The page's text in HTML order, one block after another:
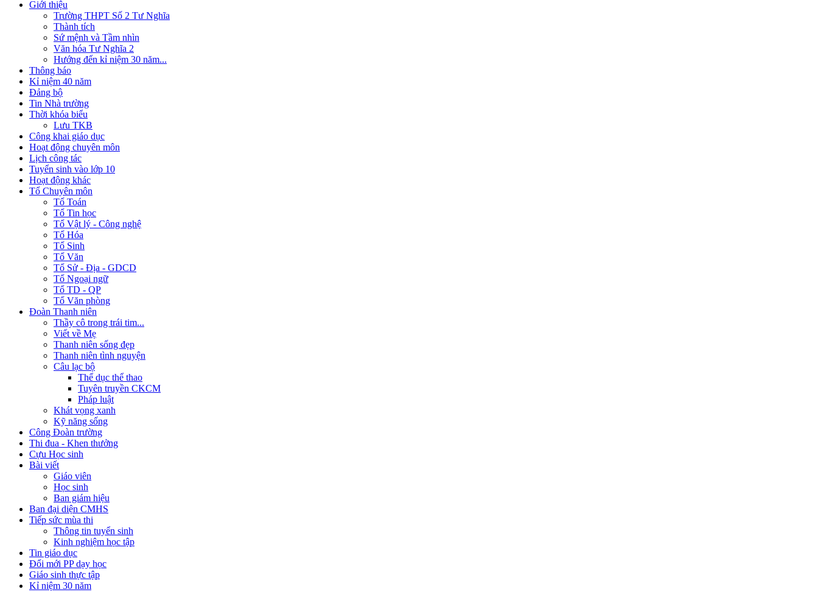
Giới thiệu
Trường THPT Số 2 Tư Nghĩa
Thành tích
Sứ mệnh và Tầm nhìn
Văn hóa Tư Nghĩa 2
Hướng đến kỉ niệm 30 năm...
Thông báo
Kỉ niệm 40 năm
Đảng bộ
Tin Nhà trường
Thời khóa biểu
Lưu TKB
Công khai giáo dục
Hoạt động chuyên môn
Lịch công tác
Tuyển sinh vào lớp 10
Hoạt động khác
Tổ Chuyên môn
Tổ Toán
Tổ Tin học
Tổ Vật lý - Công nghệ
Tổ Hóa
Tổ Sinh
Tổ Văn
Tổ Sử - Địa - GDCD
Tổ Ngoại ngữ
Tổ TD - QP
Tổ Văn phòng
Đoàn Thanh niên
Thầy cô trong trái tim...
Viết về Mẹ
Thanh niên sống đẹp
Thanh niên tình nguyện
Câu lạc bộ
Thể dục thể thao
Tuyên truyền CKCM
Pháp luật
Khát vọng xanh
Kỹ năng sống
Công Đoàn trường
Thi đua - Khen thưởng
Cựu Học sinh
Bài viết
Giáo viên
Học sinh
Ban giám hiệu
Ban đại diện CMHS
Tiếp sức mùa thi
Thông tin tuyển sinh
Kinh nghiệm học tập
Tin giáo dục
Đổi mới PP dạy học
Giáo sinh thực tập
Kỉ niệm 30 năm